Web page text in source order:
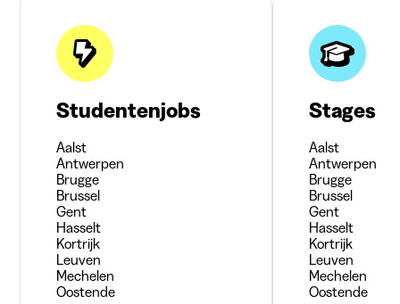
Studentenjobs
Aalst
Antwerpen
Brugge
Brussel
Gent
Hasselt
Kortrijk
Leuven
Mechelen
Oostende
Stages
Aalst
Antwerpen
Brugge
Brussel
Gent
Hasselt
Kortrijk
Leuven
Mechelen
Oostende